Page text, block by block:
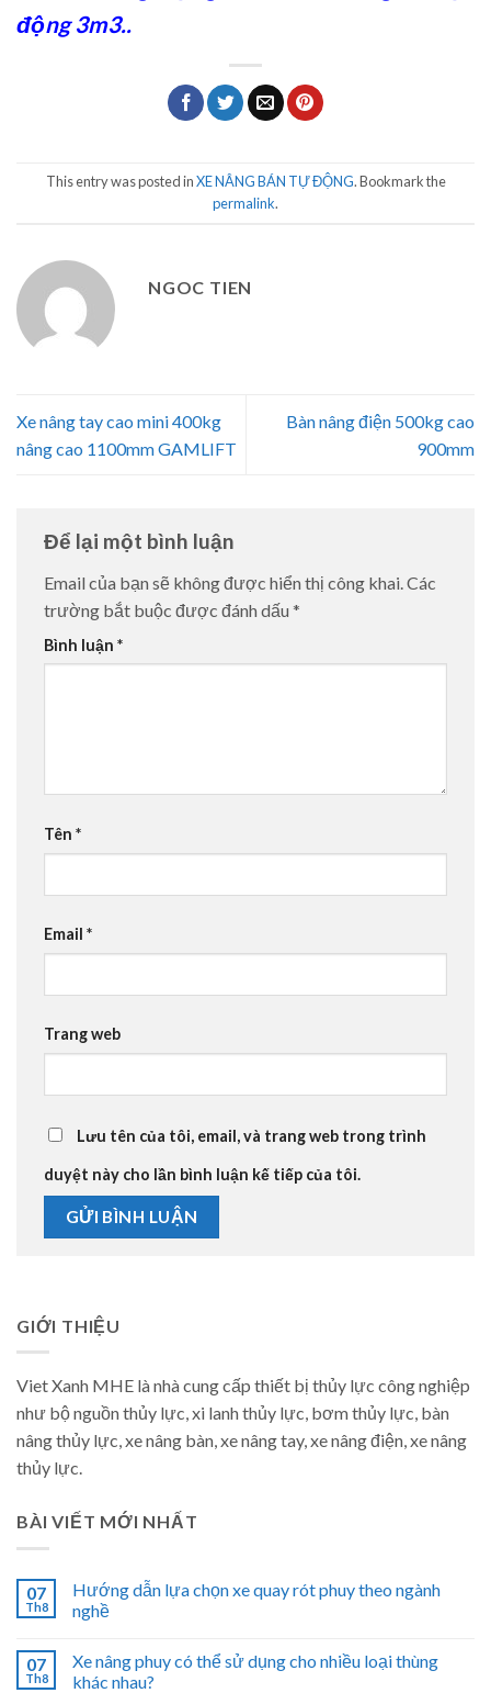
động 3m3..
This entry was posted inXE NÂNG BÁN TỰ ĐỘNG. Bookmark the
permalink.
NGOC TIEN
Xe nâng tay cao mini 400kg
nâng cao 1100mm GAMLIFT
Bàn nâng điện 500kg cao
900mm
Để lại một bình luận
Email của bạn sẽ không được hiển thị công khai. Các
trường bắt buộc được đánh dấu *
Bình luận *
Tên *
Email *
Trang web
Lưu tên của tôi, email, và trang web trong trình
duyệt này cho lần bình luận kế tiếp của tôi.
GIỚI THIỆU
Viet Xanh MHE là nhà cung cấp thiết bị thủy lực công nghiệp
như bộ nguồn thủy lực, xi lanh thủy lực, bơm thủy lực, bàn
nâng thủy lực, xe nâng bàn, xe nâng tay, xe nâng điện, xe nâng
thủy lực.
BÀI VIẾT MỚI NHẤT
07
Th8
Hướng dẫn lựa chọn xe quay rót phuy theo ngành
nghề
07
Th8
Xe nâng phuy có thể sử dụng cho nhiều loại thùng
khác nhau?